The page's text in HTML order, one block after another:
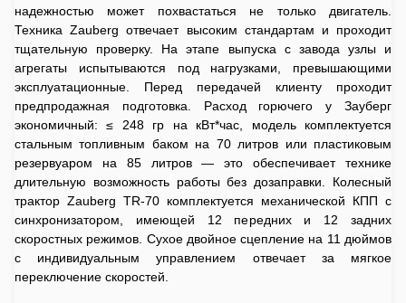
надежностью может похвастаться не только двигатель.
Техника Zauberg отвечает высоким стандартам и проходит
тщательную проверку. На этапе выпуска с завода узлы и
агрегаты испытываются под нагрузками, превышающими
эксплуатационные. Перед передачей клиенту проходит
предпродажная подготовка. Расход горючего у Зауберг
экономичный: ≤ 248 гр на кВт*час, модель комплектуется
стальным топливным баком на 70 литров или пластиковым
резервуаром на 85 литров — это обеспечивает технике
длительную возможность работы без дозаправки. Колесный
трактор Zauberg TR-70 комплектуется механической КПП с
синхронизатором, имеющей 12 передних и 12 задних
скоростных режимов. Сухое двойное сцепление на 11 дюймов
с индивидуальным управлением отвечает за мягкое
переключение скоростей.